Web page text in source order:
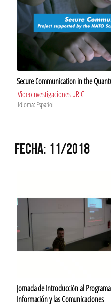
Secure Communication in the
Videoinvestigaciones URJC
Idioma: Español
FECHA: 11/2018
Jornada de Introducción al
Información y las Comunicaciones